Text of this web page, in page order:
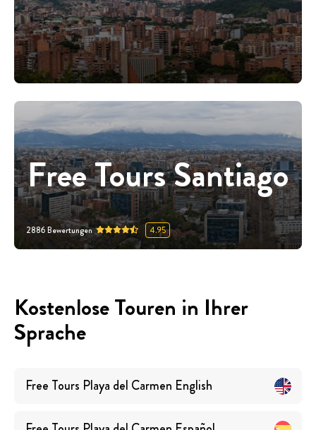
Free Tours Santiago
2886Bewertungen 4.95
Kostenlose Touren in Ihrer
Sprache
Free Tours Playa del Carmen English